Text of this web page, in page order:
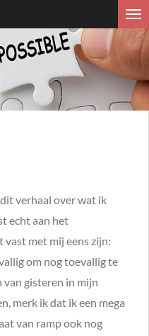
verhaal over wat ik
echt aan het
vast met mij eens zijn:
om nog toevallig te
van gisteren in mijn
merk ik dat ik een mega
van ramp ook nog